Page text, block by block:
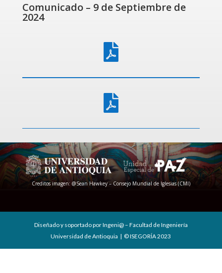
Comunicado – 9 de Septiembre de
2024


Creditos imagen: @Sean Hawkey – Consejo Mundial de Iglesias (CMI)
Diseñado y soportado por Ingeni@ – Facultad de Ingeniería
Universidad de Antioquia | © ISEGORÍA 2023